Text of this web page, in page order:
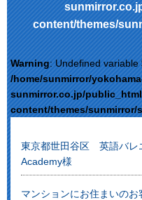
content/themes/
Warning: Undefined variable
/home/sunmirror/
sunmirror.co.jp/
content/themes/sunmirror/
東京都世田谷区 英語バレ
Academy様
マンションにお住まいの